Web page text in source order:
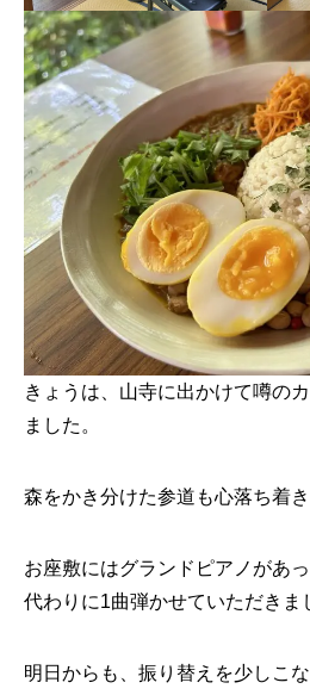
きょうは、山寺に出かけて噂の
ました。
森をかき分けた参道も心落ち着き
お座敷にはグランドピアノがあ
代わりに1曲弾かせていただきま
明日からも、振り替えを少しこ